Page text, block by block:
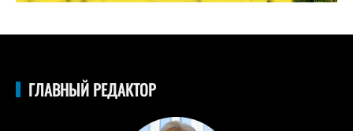
ГЛАВНЫЙ РЕДАКТОР